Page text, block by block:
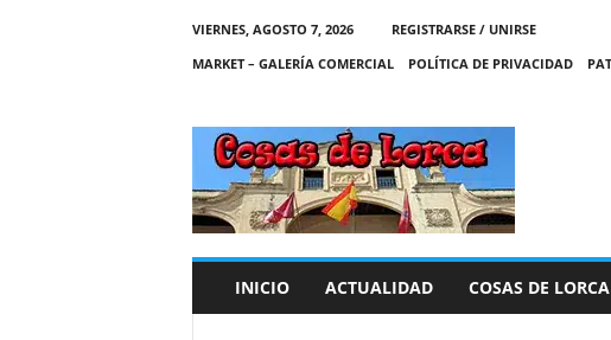
VIERNES, AGOSTO 7, 2026
REGISTRARSE / UNIRSE
MARKET – GALERÍA COMERCIAL
POLÍTICA DE PRIVACIDAD
C
A
S
INICIO ACTUALIDAD COSAS DE LORCA